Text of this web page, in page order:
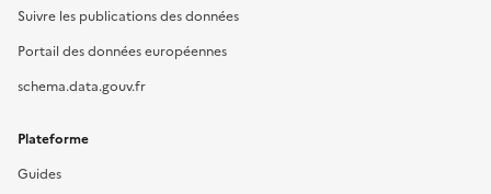
Suivre les publications des données
Portail des données européennes
schema.data.gouv.fr
Plateforme
Guides